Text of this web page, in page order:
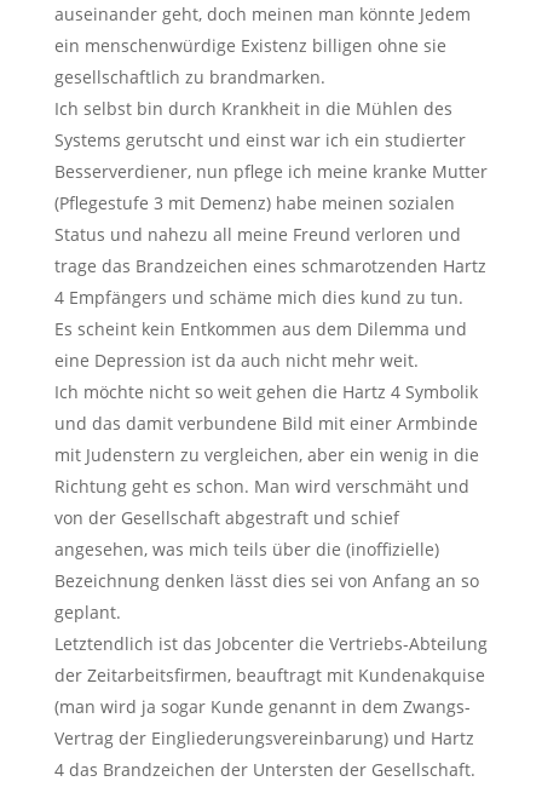
auseinander geht, doch meinen man könnte Jedem
ein menschenwürdige Existenz billigen ohne sie
gesellschaftlich zu brandmarken.
Ich selbst bin durch Krankheit in die Mühlen des
Systems gerutscht und einst war ich ein studierter
Besserverdiener, nun pflege ich meine kranke Mutter
(Pflegestufe 3 mit Demenz) habe meinen sozialen
Status und nahezu all meine Freund verloren und
trage das Brandzeichen eines schmarotzenden Hartz
4 Empfängers und schäme mich dies kund zu tun.
Es scheint kein Entkommen aus dem Dilemma und
eine Depression ist da auch nicht mehr weit.
Ich möchte nicht so weit gehen die Hartz 4 Symbolik
und das damit verbundene Bild mit einer Armbinde
mit Judenstern zu vergleichen, aber ein wenig in die
Richtung geht es schon. Man wird verschmäht und
von der Gesellschaft abgestraft und schief
angesehen, was mich teils über die (inoffizielle)
Bezeichnung denken lässt dies sei von Anfang an so
geplant.
Letztendlich ist das Jobcenter die Vertriebs-Abteilung
der Zeitarbeitsfirmen, beauftragt mit Kundenakquise
(man wird ja sogar Kunde genannt in dem Zwangs-
Vertrag der Eingliederungsvereinbarung) und Hartz
4 das Brandzeichen der Untersten der Gesellschaft.